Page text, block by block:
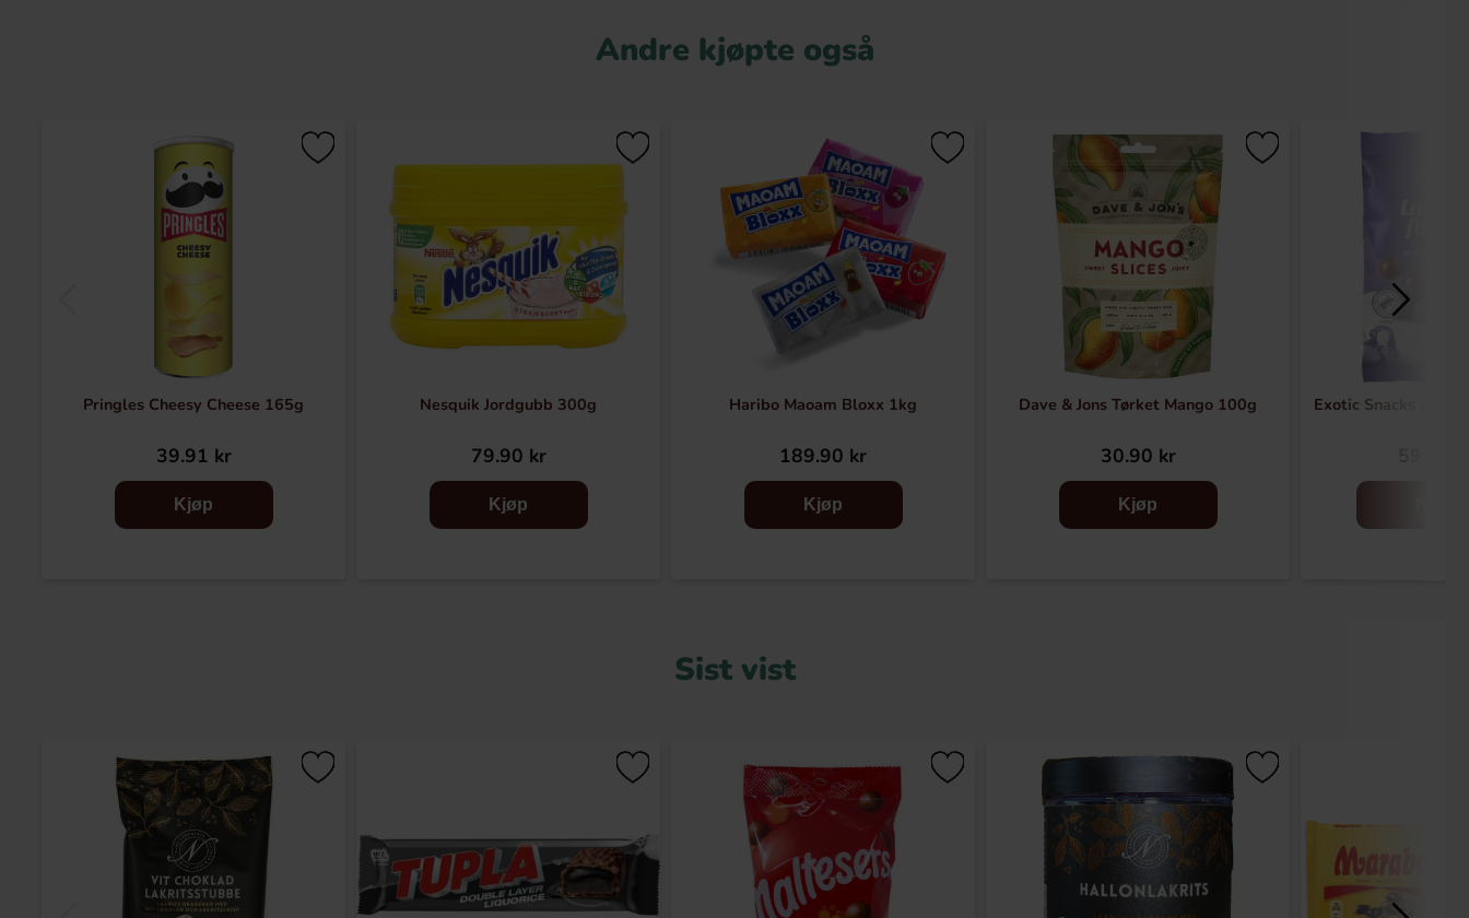
Andre kjøpte også
Pringles Cheesy Cheese 165g
39.91 kr
Kjøp
Nesquik Jordgubb 300g
79.90 kr
Kjøp
Haribo Maoam Bloxx 1kg
189.90 kr
Kjøp
Dave & Jons Tørket Mango 100g
30.90 kr
Kjøp
Exotic Snacks
Sist vist